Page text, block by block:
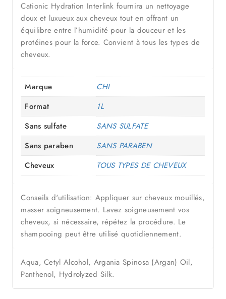
Cationic Hydration Interlink fournira un nettoyage
doux et luxueux aux cheveux tout en offrant un
équilibre entre l’humidité pour la douceur et les
protéines pour la force. Convient à tous les types de
cheveux.
Marque
CHI
Format
1L
Sans sulfate
SANS SULFATE
Sans paraben
SANS PARABEN
Cheveux
TOUS TYPES DE CHEVEUX
Conseils d'utilisation: Appliquer sur cheveux mouillés,
masser soigneusement. Lavez soigneusement vos
cheveux, si nécessaire, répétez la procédure. Le
shampooing peut être utilisé quotidiennement.
Aqua, Cetyl Alcohol, Argania Spinosa (Argan) Oil,
Panthenol, Hydrolyzed Silk.